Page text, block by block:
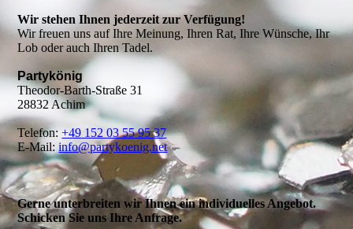
Wir stehen Ihnen jederzeit zur Verfügung!
Wir freuen uns auf Ihre Meinung, Ihren Rat, Ihre Wünsche, Ihr
Lob oder auch Ihren Tadel.
Partykönig
Theodor-Barth-Straße 31
28832 Achim
Telefon:+49 152 03 55 95 37
E-Mail:info@partykoenig.net
Gerne unterbreiten wir Ihnen ein individuelles Angebot.
Schicken Sie uns Ihre Anfrage.